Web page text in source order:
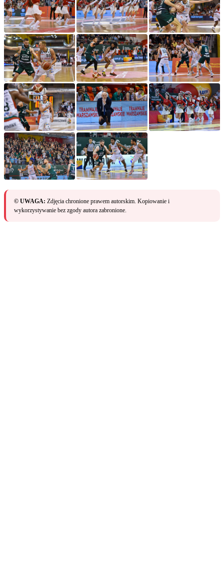
© UWAGA: Zdjęcia chronione prawem autorskim. Kopiowanie i
wykorzystywanie bez zgody autora zabronione.